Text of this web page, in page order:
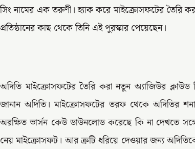
সিং নামের এক তরুণী। হ্যাক করে মাইক্রোসফটের তৈরি
প্রতিষ্ঠানের কাছ থেকে তিনি এই পুরস্কার পেয়েছেন।
অদিতি মাইক্রোসফটের তৈরি করা নতুন অ্যাজিউর
জানান অদিতি। মাইক্রোসফটের তরফ থেকে অদিতির
অরক্ষিত ভার্সন কেউ ডাউনলোড করেছে কি না দেখতে
নেয় মাইক্রোসফট। আর ত্রুটি ধরিয়ে দেওয়ার জন্য